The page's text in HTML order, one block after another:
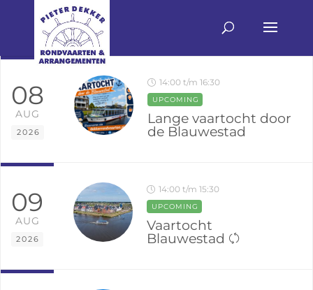
08
AUG
2026
14:00 t/m 16:30
UPCOMING
Lange vaartocht door
de Blauwestad
09
AUG
2026
14:00 t/m 15:30
UPCOMING
Vaartocht
Blauwestad